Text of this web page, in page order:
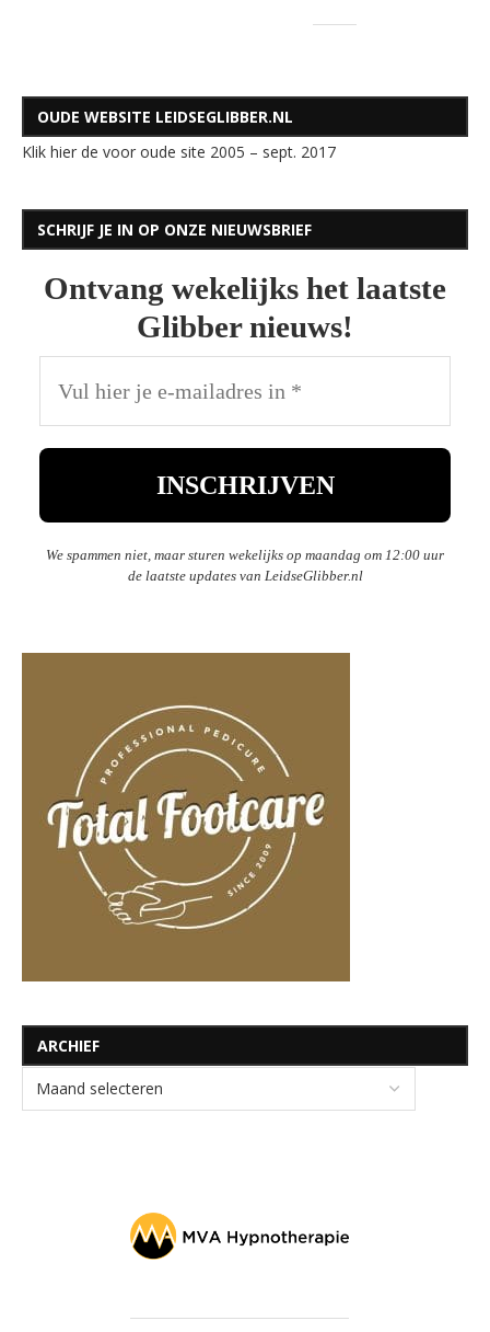
OUDE WEBSITE LEIDSEGLIBBER.NL
Klik hier de voor oude site 2005 – sept. 2017
SCHRIJF JE IN OP ONZE NIEUWSBRIEF
Ontvang wekelijks het laatste
Glibber nieuws!
We spammen niet, maar sturen wekelijks op maandag om 12:00 uur
de laatste updates van LeidseGlibber.nl
ARCHIEF